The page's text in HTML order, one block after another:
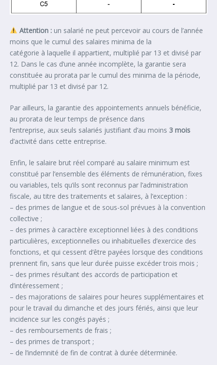
Attention :un salarié ne peut percevoir au cours de l’année
moins que le cumul des salaires minima de la
catégorie à laquelle il appartient, multiplié par 13 et divisé par
12. Dans le cas d’une année incomplète, la garantie sera
constituée au prorata par le cumul des minima de la période,
multiplié par 13 et divisé par 12.
Par ailleurs, la garantie des appointements annuels bénéficie,
au prorata de leur temps de présence dans
l’entreprise, aux seuls salariés justifiant d’au moins 3 mois
d’activité dans cette entreprise.
Enfin, le salaire brut réel comparé au salaire minimum est
constitué par l’ensemble des éléments de rémunération, fixes
ou variables, tels qu’ils sont reconnus par l’administration
fiscale, au titre des traitements et salaires, à l’exception :
– des primes de langue et de sous-sol prévues à la convention
collective ;
– des primes à caractère exceptionnel liées à des conditions
particulières, exceptionnelles ou inhabituelles d’exercice des
fonctions, et qui cessent d’être payées lorsque des conditions
prennent fin, sans que leur durée puisse excéder trois mois ;
– des primes résultant des accords de participation et
d’intéressement ;
– des majorations de salaires pour heures supplémentaires et
pour le travail du dimanche et des jours fériés, ainsi que leur
incidence sur les congés payés ;
– des remboursements de frais ;
– des primes de transport ;
– de l’indemnité de fin de contrat à durée déterminée.